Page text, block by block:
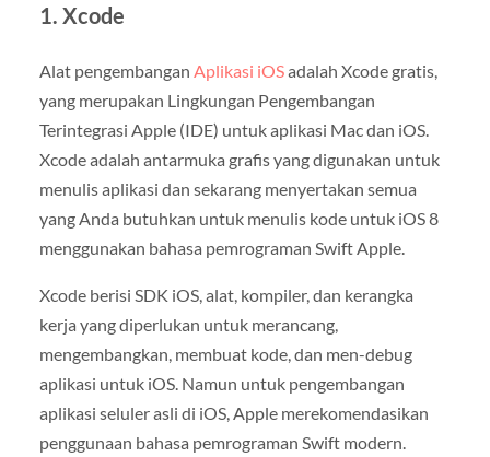
1. Xcode
Alat pengembangan Aplikasi iOSadalah Xcode gratis,
yang merupakan Lingkungan Pengembangan
Terintegrasi Apple (IDE) untuk aplikasi Mac dan iOS.
Xcode adalah antarmuka grafis yang digunakan untuk
menulis aplikasi dan sekarang menyertakan semua
yang Anda butuhkan untuk menulis kode untuk iOS 8
menggunakan bahasa pemrograman Swift Apple.
Xcode berisi SDK iOS, alat, kompiler, dan kerangka
kerja yang diperlukan untuk merancang,
mengembangkan, membuat kode, dan men-debug
aplikasi untuk iOS. Namun untuk pengembangan
aplikasi seluler asli di iOS, Apple merekomendasikan
penggunaan bahasa pemrograman Swift modern.